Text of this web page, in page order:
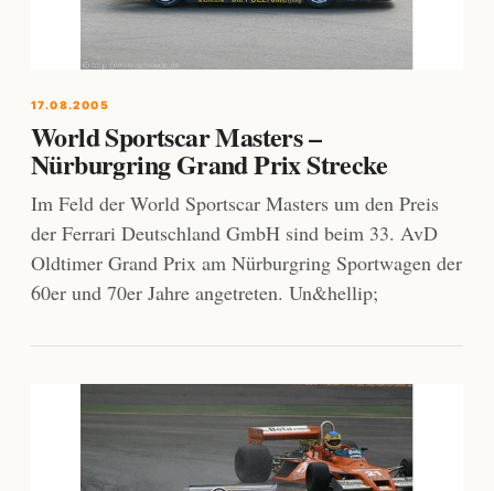
17.08.2005
World Sportscar Masters –
Nürburgring Grand Prix Strecke
Im Feld der World Sportscar Masters um den Preis
der Ferrari Deutschland GmbH sind beim 33. AvD
Oldtimer Grand Prix am Nürburgring Sportwagen der
60er und 70er Jahre angetreten. Un&hellip;